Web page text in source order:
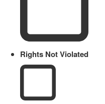
Rights Not Violated